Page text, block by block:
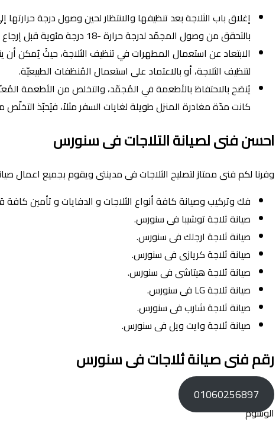
بالتحقق من وصول المجمّد لدرجة حرارة -18 درجة مئوية قبل إرجاع الطعام إليه.
الابتعاد عن استعمال المطهرات في تنظيف الثلاجة، حيثُ يُمكن أن
لتنظيف الثلاجة، أو بالاعتماد على استعمال المُنظفات الطبيعيّة.
يُنصَح بالاحتفاظ بالأطعمة في المُجمّد، والتخلص من الأطعمة
كانت مدّة مغادرة المنزل طويلة لغايات السفر مثلاً، فيُحبّذ
احسن فنى لصيانة التلاجات فى سنورس
وفرنا لكم فنى ممتاز لتصليح الثلاجات فى مدينتى ويقوم بجميع اعمال
فك وتركيب وصيانة كافة أنواع الثلاجات و الدفايات و تأمين
صيانة ثلاجة توشيبا فى سنورس.
صيانة ثلاجة ارجلك فى سنورس.
صيانة ثلاجة كريازى فى سنورس.
صيانة ثلاجة هيتاشى فى سنورس.
صيانة ثلاجة LG فى سنورس.
صيانة ثلاجة شارب فى سنورس.
صيانة ثلاجة وايت ويل فى سنورس.
رقم فنى صيانة ثلاجات فى سنورس
01060256897
الوسوم